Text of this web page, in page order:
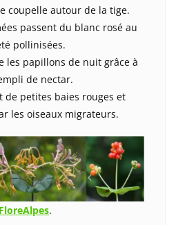
coupelle autour de la tige.
passent du blanc rosé au
pollinisées.
les papillons de nuit grâce à
de nectar.
de petites baies rouges et
les oiseaux migrateurs.
.